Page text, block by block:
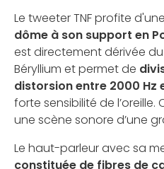
Le tweeter TNF profite d'une
dôme à son support en
est directement dérivée
Béryllium et permet de
distorsion entre 2000 Hz
forte sensibilité de
une scène sonore d’une
Le haut-parleur avec sa
constituée de fibres de